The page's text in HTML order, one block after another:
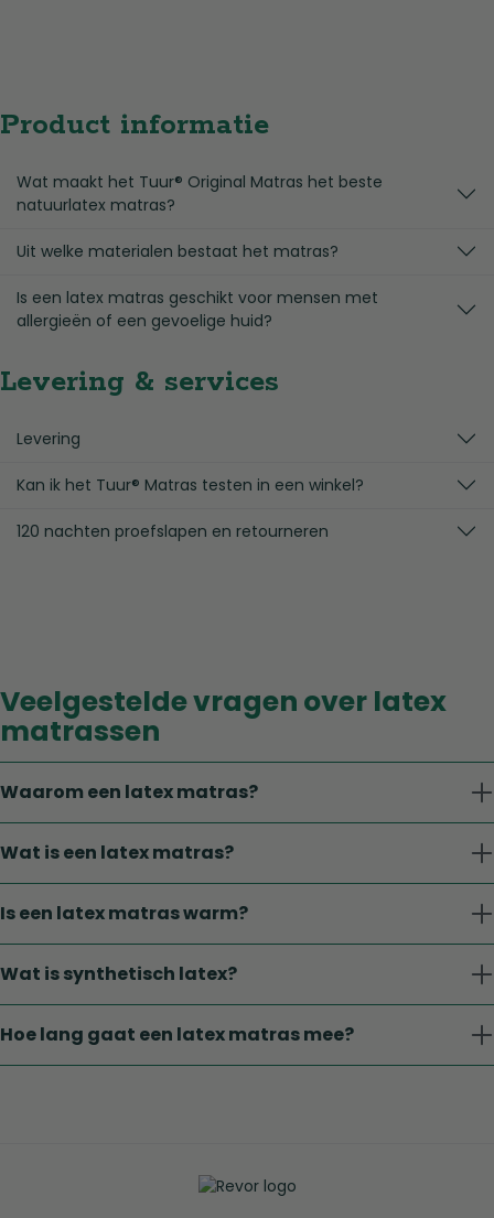
Product informatie
Wat maakt het Tuur® Original Matras het beste
natuurlatex matras?
Uit welke materialen bestaat het matras?
Is een latex matras geschikt voor mensen met
allergieën of een gevoelige huid?
Levering & services
Levering
Kan ik het Tuur® Matras testen in een winkel?
120 nachten proefslapen en retourneren
Veelgestelde vragen over latex
matrassen
Waarom een latex matras?
Wat is een latex matras?
Is een latex matras warm?
Wat is synthetisch latex?
Hoe lang gaat een latex matras mee?